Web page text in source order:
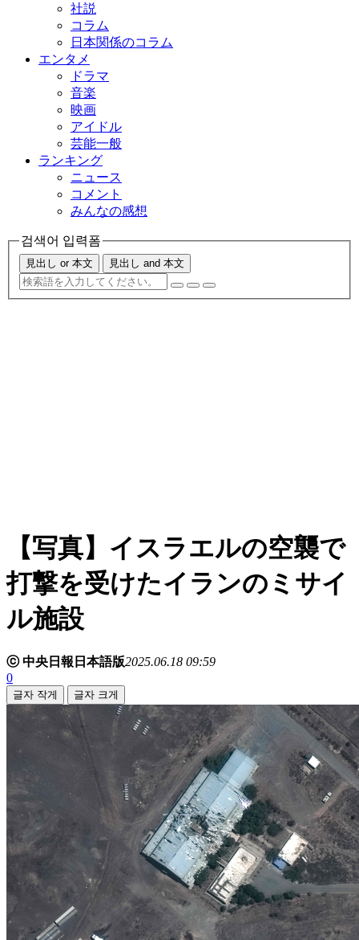
社説
コラム
日本関係のコラム
エンタメ
ドラマ
音楽
映画
アイドル
芸能一般
ランキング
ニュース
コメント
みんなの感想
검색어 입력폼
見出し or 本文 見出し and 本文
【写真】イスラエルの空襲で
打撃を受けたイランのミサイ
ル施設
ⓒ 中央日報日本語版2025.06.18 09:59
0
글자 작게 글자 크게